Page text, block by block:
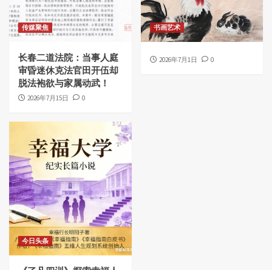
传媒聚焦
长春二道法院：当事人庭
审昏迷休克法官田开伍却
脱法袍欲与家属动武！
2026年7月15日 0
书画艺术
2026年7月1日 0
今日头条